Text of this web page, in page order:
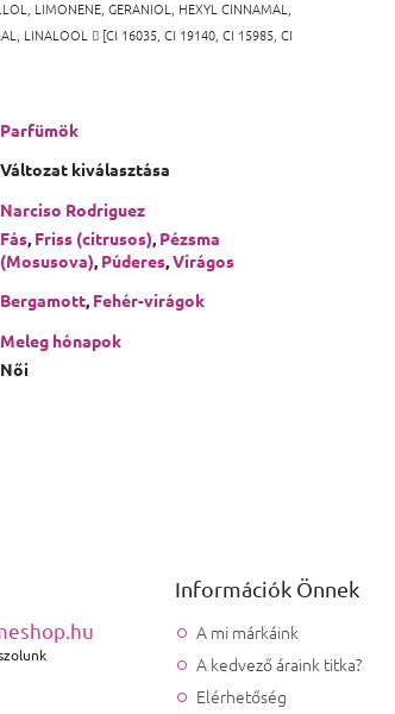
LIMONENE, GERANIOL, HEXYL CINNAMAL,
LINALOOL  [CI 16035, CI 19140, CI 15985, CI
Parfümök
Változat kiválasztása
Narciso Rodriguez
Fás, Friss (citrusos), Pézsma
(Mosusova), Púderes,Virágos
Bergamott, Fehér-virágok
Meleg hónapok
Női
Információk Önnek
A mi márkáink
A kedvező áraink titka?
Elérhetőség